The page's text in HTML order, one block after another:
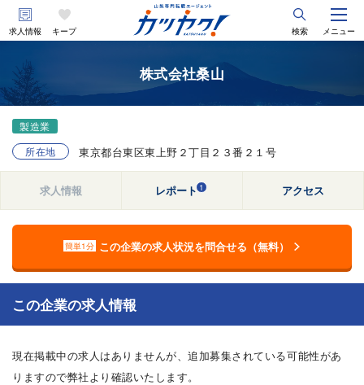
求人情報 キープ 検索 メニュー
株式会社桑山
製造業
所在地
東京都台東区東上野２丁目２３番２１号
求人情報 レポート1 アクセス
簡単1分 この企業の求人状況を問合せる（無料）
この企業の求人情報
現在掲載中の求人はありませんが、追加募集されている可能性があ
りますので弊社より確認いたします。